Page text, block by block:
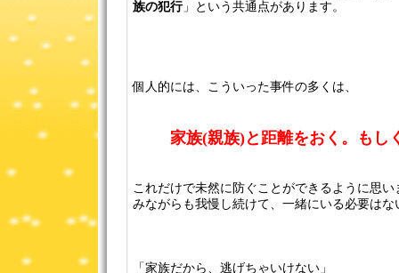
族の犯行」という共通点があります。
個人的には、こういった事件の多くは、
家族(親族)と距離をおく。もし
これだけで未然に防ぐことができるように思
みながらも我慢し続けて、一緒にいる必要はな
「家族だから、逃げちゃいけない」